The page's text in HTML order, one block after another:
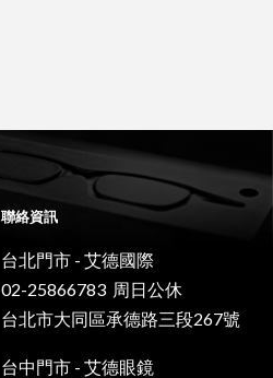
聯絡資訊
台北門市 - 艾德國際
02-25866783 周日公休
台北市大同區承德路三段267號
台中門市 - 艾德眼鏡